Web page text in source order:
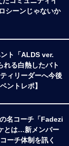
シーンじゃないか
ト「ALDS ver.
れる白熱したバト
ィリーダーへ今後
ントレポ】
名コーチ「Fadezi
とは…新メンバー
ーチ体制を訊く